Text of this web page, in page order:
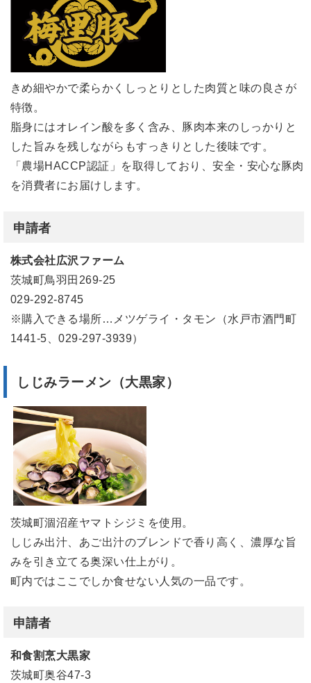
きめ細やかで柔らかくしっとりとした肉質と味の良さが
特徴。
脂身にはオレイン酸を多く含み、豚肉本来のしっかりと
した旨みを残しながらもすっきりとした後味です。
「農場HACCP認証」を取得しており、安全・安心な豚肉
を消費者にお届けします。
申請者
株式会社広沢ファーム
茨城町鳥羽田269-25
029-292-8745
※購入できる場所…メツゲライ・タモン（水戸市酒門町
1441-5、029-297-3939）
しじみラーメン（大黒家）
茨城町涸沼産ヤマトシジミを使用。
しじみ出汁、あご出汁のブレンドで香り高く、濃厚な旨
みを引き立てる奥深い仕上がり。
町内ではここでしか食せない人気の一品です。
申請者
和食割烹大黒家
茨城町奥谷47-3